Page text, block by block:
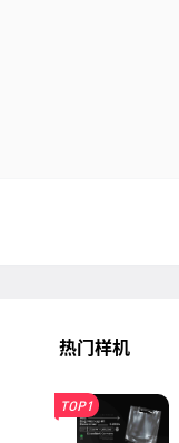
热门样机
TOP1